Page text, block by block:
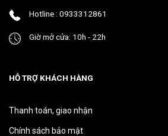
phẩm
Hotline : 0933312861
Giờ mở cửa: 10h - 22h
HỖ TRỢ KHÁCH HÀNG
Thanh toán, giao nhận
Chính sách bảo mật